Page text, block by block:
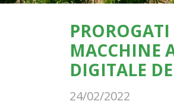
MACCHINE
DIGITALE
24/02/2022